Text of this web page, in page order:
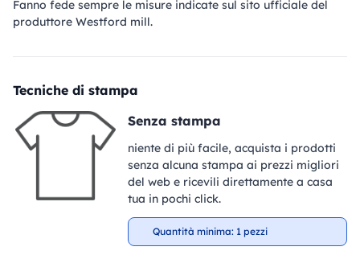
Fanno fede sempre le misure indicate sul sito ufficiale del
produttore Westford mill.
Tecniche di stampa
Senza stampa
niente di più facile, acquista i prodotti
senza alcuna stampa ai prezzi migliori
del web e ricevili direttamente a casa
tua in pochi click.
Quantità minima: 1 pezzi